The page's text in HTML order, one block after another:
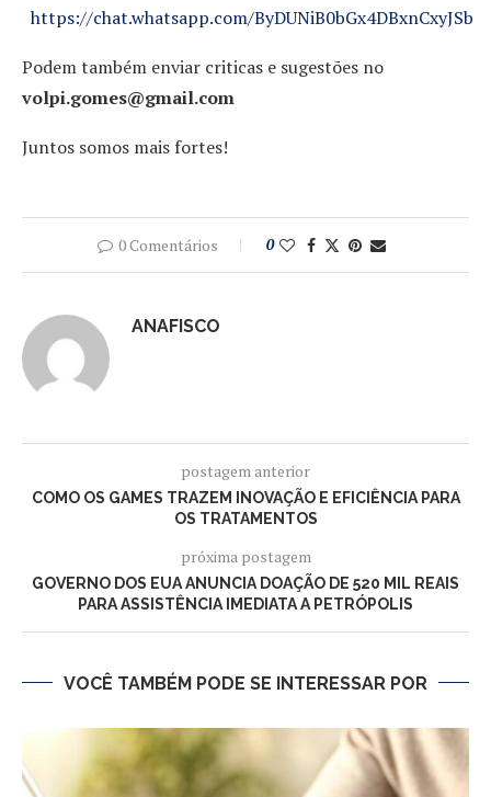
https://chat.whatsapp.com/ByDUNiB0bGx4DBxnCxyJSb
Podem também enviar criticas e sugestões no
volpi.gomes@gmail.com
Juntos somos mais fortes!
0 Comentários 0
ANAFISCO
postagem anterior
COMO OS GAMES TRAZEM INOVAÇÃO E EFICIÊNCIA PARA
OS TRATAMENTOS
próxima postagem
GOVERNO DOS EUA ANUNCIA DOAÇÃO DE 520 MIL REAIS
PARA ASSISTÊNCIA IMEDIATA A PETRÓPOLIS
VOCÊ TAMBÉM PODE SE INTERESSAR POR